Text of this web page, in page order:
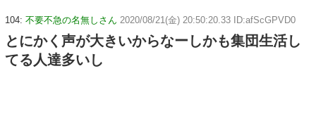
104: 不要不急の名無しさん 2020/08/21(金) 20:50:20.33 ID:afScGPVD0
とにかく声が大きいからなーしかも集団生活し
てる人達多いし